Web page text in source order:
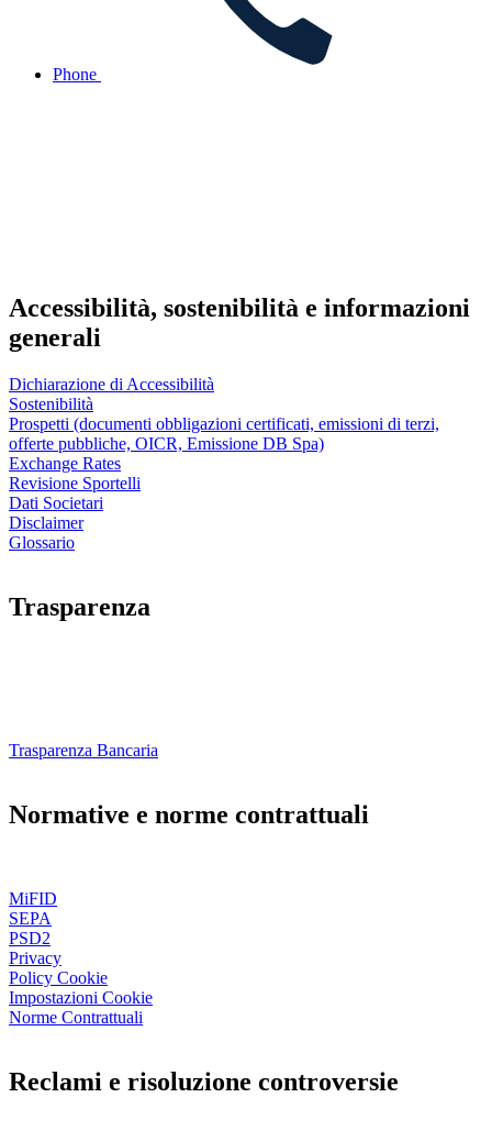
Phone
Accessibilità, sostenibilità e informazioni
generali
Dichiarazione di Accessibilità
Sostenibilità
Prospetti (documenti obbligazioni certificati, emissioni di terzi,
offerte pubbliche, OICR, Emissione DB Spa)
Exchange Rates
Revisione Sportelli
Dati Societari
Disclaimer
Glossario
Trasparenza
Trasparenza Bancaria
Normative e norme contrattuali
MiFID
SEPA
PSD2
Privacy
Policy Cookie
Impostazioni Cookie
Norme Contrattuali
Reclami e risoluzione controversie